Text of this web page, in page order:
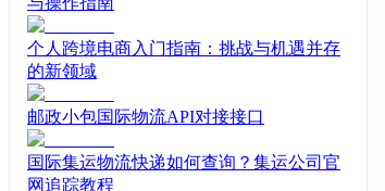
个人跨境电商入门指南：挑战与机遇并存
的新领域
邮政小包国际物流API对接接口
国际集运物流快递如何查询？集运公司官
网追踪教程